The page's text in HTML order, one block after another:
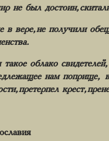
не был достоин,
в вере, не получили
облако
нам поприще,
претерпел крест,